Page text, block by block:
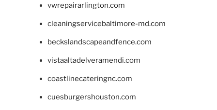
vwrepairarlington.com
cleaningservicebaltimore-md.com
beckslandscapeandfence.com
vistaaltadelveramendi.com
coastlinecateringnc.com
cuesburgershouston.com